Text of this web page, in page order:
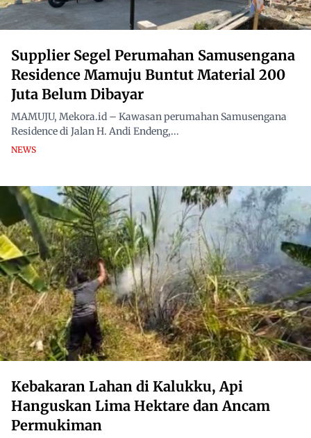
Supplier Segel Perumahan Samusengana
Residence Mamuju Buntut Material 200
Juta Belum Dibayar
MAMUJU, Mekora.id – Kawasan perumahan Samusengana
Residence di Jalan H. Andi Endeng,...
NEWS
Kebakaran Lahan di Kalukku, Api
Hanguskan Lima Hektare dan Ancam
Permukiman